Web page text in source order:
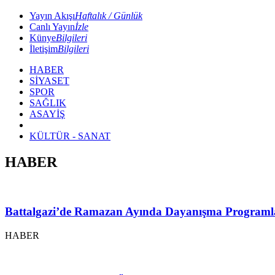
Yayın AkışıHaftalık / Günlük
Canlı Yayınİzle
KünyeBilgileri
İletişimBilgileri
HABER
SİYASET
SPOR
SAĞLIK
ASAYİŞ
KÜLTÜR - SANAT
HABER
Battalgazi’de Ramazan Ayında Dayanışma
HABER